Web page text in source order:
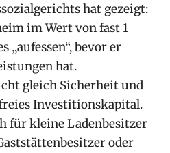
hat gezeigt:
im Wert von fast 1
„aufessen“, bevor er
hat.
gleich Sicherheit und
Investitionskapital.
für kleine Ladenbesitzer
oder